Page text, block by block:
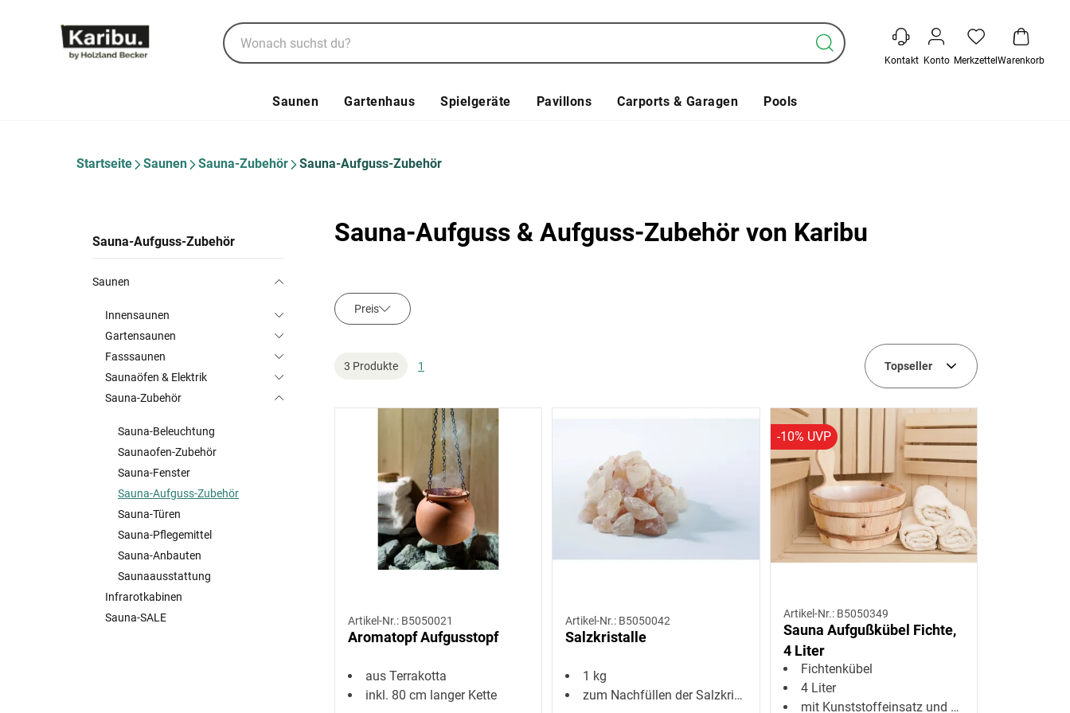
Kontakt Konto Merkzettel Warenkorb
Saunen Gartenhaus Spielgeräte Pavillons Carports & Garagen Pools
Startseite Saunen Sauna-Zubehör Sauna-Aufguss-Zubehör
Sauna-Aufguss-Zubehör
Saunen
Innensaunen
Gartensaunen
Fasssaunen
Saunaöfen & Elektrik
Sauna-Zubehör
Sauna-Beleuchtung
Saunaofen-Zubehör
Sauna-Fenster
Sauna-Aufguss-Zubehör
Sauna-Türen
Sauna-Pflegemittel
Sauna-Anbauten
Saunaausstattung
Infrarotkabinen
Sauna-SALE
Sauna-Aufguss & Aufguss-Zubehör von Karibu
Preis
3 Produkte 1 Topseller
Artikel-Nr.: B5050021
Aromatopf Aufgusstopf
aus Terrakotta
inkl. 80 cm langer Kette
Artikel-Nr.: B5050042
Salzkristalle
1 kg
zum Nachfüllen der Salzkristallleuchte oder Salzkristall Vital Sole
-10% UVP
Artikel-Nr.: B5050349
Sauna Aufgußkübel Fichte,
4 Liter
Fichtenkübel
4 Liter
mit Kunststoffeinsatz und verzinkten Bandeisenstreifen